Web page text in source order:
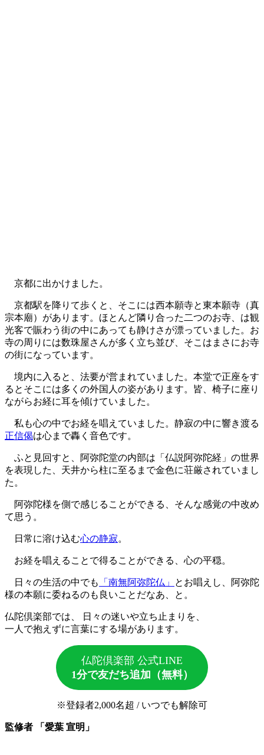
京都に出かけました。
京都駅を降りて歩くと、そこには西本願寺と東本願寺（真
宗本廟）があります。ほとんど隣り合った二つのお寺、は観
光客で賑わう街の中にあっても静けさが漂っていました。お
寺の周りには数珠屋さんが多く立ち並び、そこはまさにお寺
の街になっています。
境内に入ると、法要が営まれていました。本堂で正座をす
るとそこには多くの外国人の姿があります。皆、椅子に座り
ながらお経に耳を傾けていました。
私も心の中でお経を唱えていました。静寂の中に響き渡る
正信偈は心まで轟く音色です。
ふと見回すと、阿弥陀堂の内部は「仏説阿弥陀経」の世界
を表現した、天井から柱に至るまで金色に荘厳されていまし
た。
阿弥陀様を側で感じることができる、そんな感覚の中改め
て思う。
日常に溶け込む心の静寂。
お経を唱えることで得ることができる、心の平穏。
日々の生活の中でも 「南無阿弥陀仏」
とお唱えし、阿弥陀
様の本願に委ねるのも良いことだなあ、と。
仏陀倶楽部では、 日々の迷いや立ち止まりを、
一人で抱えずに言葉にする場があります。
仏陀倶楽部 公式LINE
1分で友だち追加（無料）
※登録者2,000名超 / いつでも解除可
監修者 「愛葉 宣明」